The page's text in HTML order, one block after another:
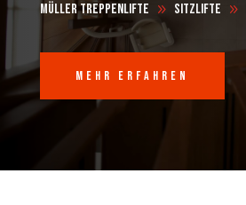
Müller Treppenlifte 9 Sitzlifte 9
Mehr Erfahren